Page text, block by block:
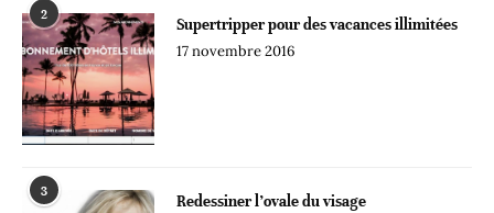
2
Supertripper pour des vacances illimitées
17 novembre 2016
3
Redessiner l’ovale du visage